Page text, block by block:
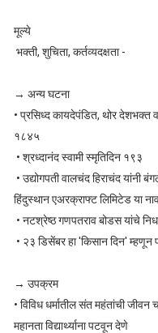
मूल्ये
भक्ती, शुचिता, कर्तव्यदक्षता -
→ अन्य घटना
• प्रसिध्द कायदेपंडित, थोर देशभक्त
१८४५
• श्रध्दानंद स्वामी स्मृतिदिन १९३
• उद्योगपती वालचंद हिराचंद यांनी
हिंदुस्थान एअरक्राफ्ट लिमिटेड या
• नटश्रेष्ठ गणपतराव बोडस यांचे
• २३ डिसेंबर हा 'किसान दिन' म्हणून
→ उपक्रम
• विविध धर्मातील संत महंतांची जीवन
महानता विद्यार्थ्याना पटवून देणे